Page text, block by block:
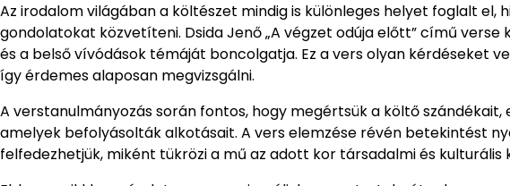
Az irodalom világában a költészet mindig is különleges helyet foglalt el,
gondolatokat közvetíteni. Dsida Jenő „A végzet odúja előtt” című
és a belső vívódások témáját boncolgatja. Ez a vers olyan kérdéseket
így érdemes alaposan megvizsgálni.
A verstanulmányozás során fontos, hogy megértsük a költő
amelyek befolyásolták alkotásait. A vers elemzése révén betekintést
felfedezhetjük, miként tükrözi a mű az adott kor társadalmi és kulturális